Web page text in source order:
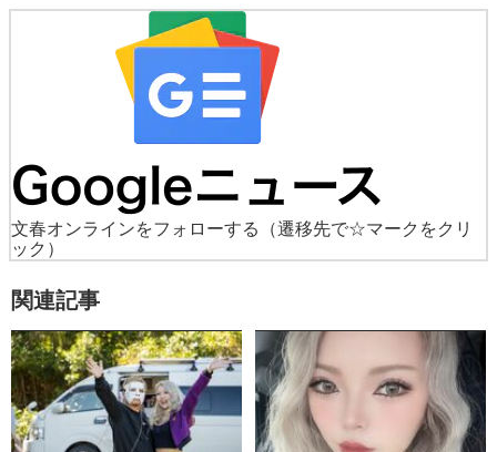
文春オンラインをフォローする
（遷移先で☆マークをクリ
ック）
関連記事